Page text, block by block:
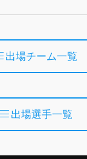
出場チーム一覧
出場選手一覧